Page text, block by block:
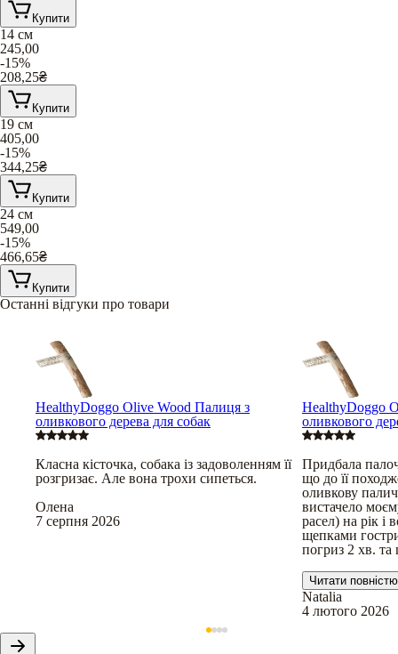
Купити
14 см
245,00
-15%
208,25₴
Купити
19 см
405,00
-15%
344,25₴
Купити
24 см
549,00
-15%
466,65₴
Купити
Останні відгуки про товари
HealthyDoggo Olive Wood Палиця з
оливкового дерева для собак
Класна кісточка, собака із задоволенням її
розгризає. Але вона трохи сипеться.
Олена
7 серпня 2026
HealthyDoggo
оливкового
Придбала
що до її
оливкову
вистачело
расел) на рік і
щепками
погриз 2 хв. та
Читати повністю
Natalia
4 лютого 2026